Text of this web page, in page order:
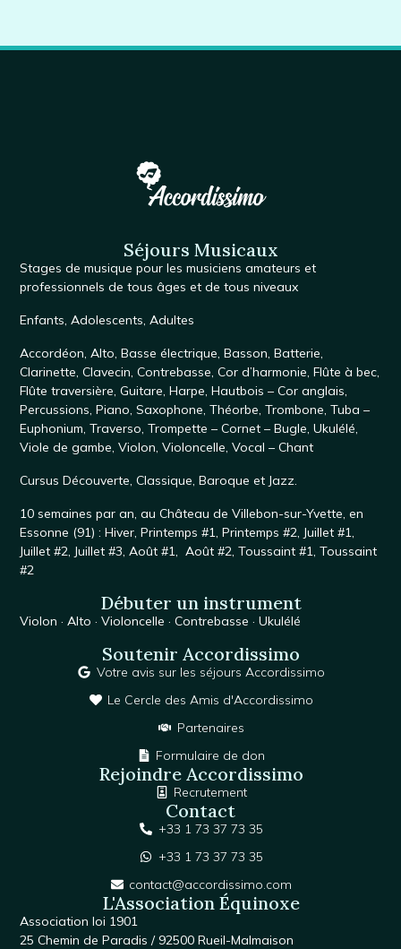
Séjours Musicaux
Stages de musique pour les musiciens amateurs et
professionnels de tous âges et de tous niveaux
Enfants,Adolescents,Adultes
Accordéon,Alto,Basse électrique,Basson,Batterie,
Clarinette,Clavecin,Contrebasse,Cor d’harmonie,Flûte à bec,
Flûte traversière,Guitare,Harpe,Hautbois – Cor anglais,
Percussions,Piano,Saxophone, Théorbe,Trombone,Tuba –
Euphonium,Traverso,Trompette – Cornet – Bugle,Ukulélé,
Viole de gambe,Violon,Violoncelle,Vocal – Chant
CursusDécouverte,Classique,Baroque et Jazz.
10 semaines par an, auChâteau de Villebon-sur-Yvette, en
Essonne (91) :Hiver,Printemps #1,Printemps #2, Juillet #1,
Juillet #2, Juillet #3,Août #1,Août #2,Toussaint #1,Toussaint
#2
Débuter un instrument
Violon ·Alto ·Violoncelle ·Contrebasse ·Ukulélé
Soutenir Accordissimo
Votre avis sur les séjours Accordissimo
Le Cercle des Amis d'Accordissimo
Partenaires
Formulaire de don
Rejoindre Accordissimo
Recrutement
Contact
+33 1 73 37 73 35
+33 1 73 37 73 35
contact@accordissimo.com
L'Association Équinoxe
Association loi 1901
25 Chemin de Paradis / 92500 Rueil-Malmaison